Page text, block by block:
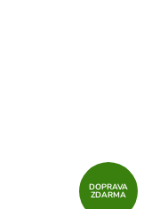
DOPRAVA
ZDARMA